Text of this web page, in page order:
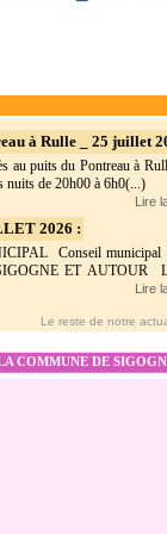
à Rulle _ 25 juillet
au puits du Pontreau à
nuits de 20h00 à 6h0(...)
Lire
2026 :
Conseil municipal
ET AUTOUR
Lire
Le reste de notre
COMMUNE DE